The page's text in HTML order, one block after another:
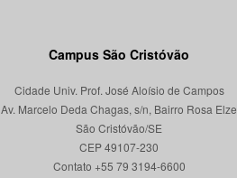
Campus São Cristóvão
Cidade Univ. Prof. José Aloísio de Campos
Av. Marcelo Deda Chagas, s/n, Bairro Rosa Elze
São Cristóvão/SE
CEP 49107-230